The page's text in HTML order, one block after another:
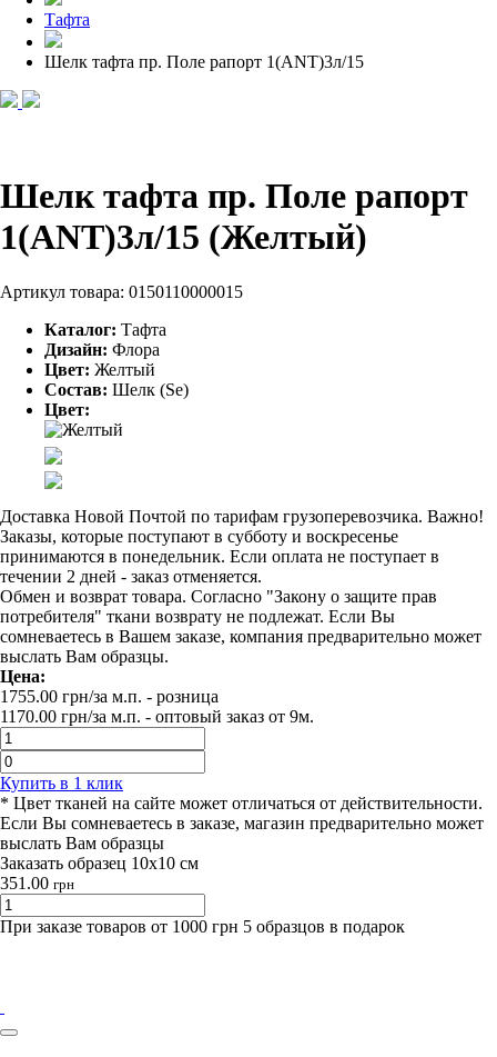
Тафта
Шелк тафта пр. Поле рапорт 1(ANT)3л/15
Шелк тафта пр. Поле рапорт
1(ANT)3л/15 (Желтый)
Артикул товара: 0150110000015
Каталог: Тафта
Дизайн: Флора
Цвет: Желтый
Состав: Шелк (Se)
Цвет:
Доставка Новой Почтой по тарифам грузоперевозчика. Важно!
Заказы, которые поступают в субботу и воскресенье
принимаются в понедельник. Если оплата не поступает в
течении 2 дней - заказ отменяется.
Обмен и возврат товара. Согласно "Закону о защите прав
потребителя" ткани возврату не подлежат. Если Вы
сомневаетесь в Вашем заказе, компания предварительно может
выслать Вам образцы.
Цена:
1755.00 грн/за м.п. - розница
1170.00 грн/за м.п. - оптовый заказ от 9м.
Купить в 1 клик
* Цвет тканей на сайте может отличаться от действительности.
Если Вы сомневаетесь в заказе, магазин предварительно может
выслать Вам образцы
Заказать образец 10х10 см
351.00 грн
При заказе товаров от 1000 грн 5 образцов в подарок